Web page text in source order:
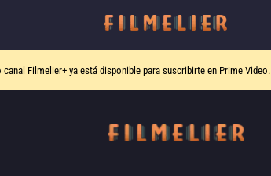
canal Filmelier+ya está disponible para suscribirte en Prime Video.